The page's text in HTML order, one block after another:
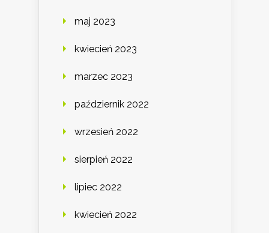
maj 2023
kwiecień 2023
marzec 2023
październik 2022
wrzesień 2022
sierpień 2022
lipiec 2022
kwiecień 2022